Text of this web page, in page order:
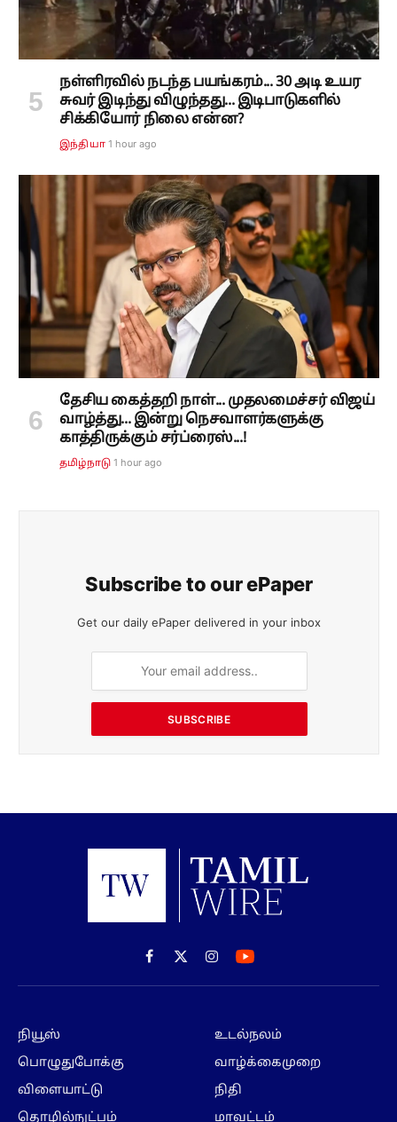
நள்ளிரவில் நடந்த பயங்கரம்... 30 அடி உயர
சுவர் இடிந்து விழுந்தது... இடிபாடுகளில்
சிக்கியோர் நிலை என்ன?
இந்தியா 1 hour ago
தேசிய கைத்தறி நாள்... முதலமைச்சர் விஜய்
வாழ்த்து... இன்று நெசவாளர்களுக்கு
காத்திருக்கும் சர்ப்ரைஸ்...!
தமிழ்நாடு 1 hour ago
Subscribe to our ePaper
Get our daily ePaper delivered in your inbox
SUBSCRIBE
Facebook
X
(Twitter)
Instagram
நியூஸ்
பொழுதுபோக்கு
விளையாட்டு
தொழில்நுட்பம்
உடல்நலம்
வாழ்க்கைமுறை
நிதி
மாவட்டம்